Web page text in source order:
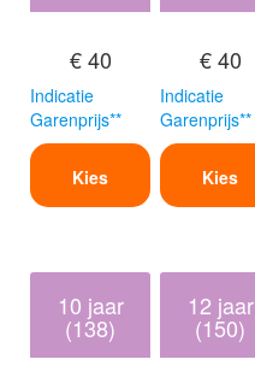
€ 40
Indicatie
Garenprijs**
Kies
€ 40
Indicatie
Garenprijs**
Kies
10 jaar
(138)
12 jaar
(150)